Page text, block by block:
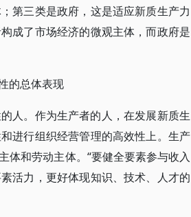
第三类是政府，这是适应新质生产力
成了市场经济的微观主体，而政府是
的总体表现
人。作为生产者的人，在发展新质生
进行组织经营管理的高效性上。生产
体和劳动主体。“要健全要素参与收入
活力，更好体现知识、技术、人才的